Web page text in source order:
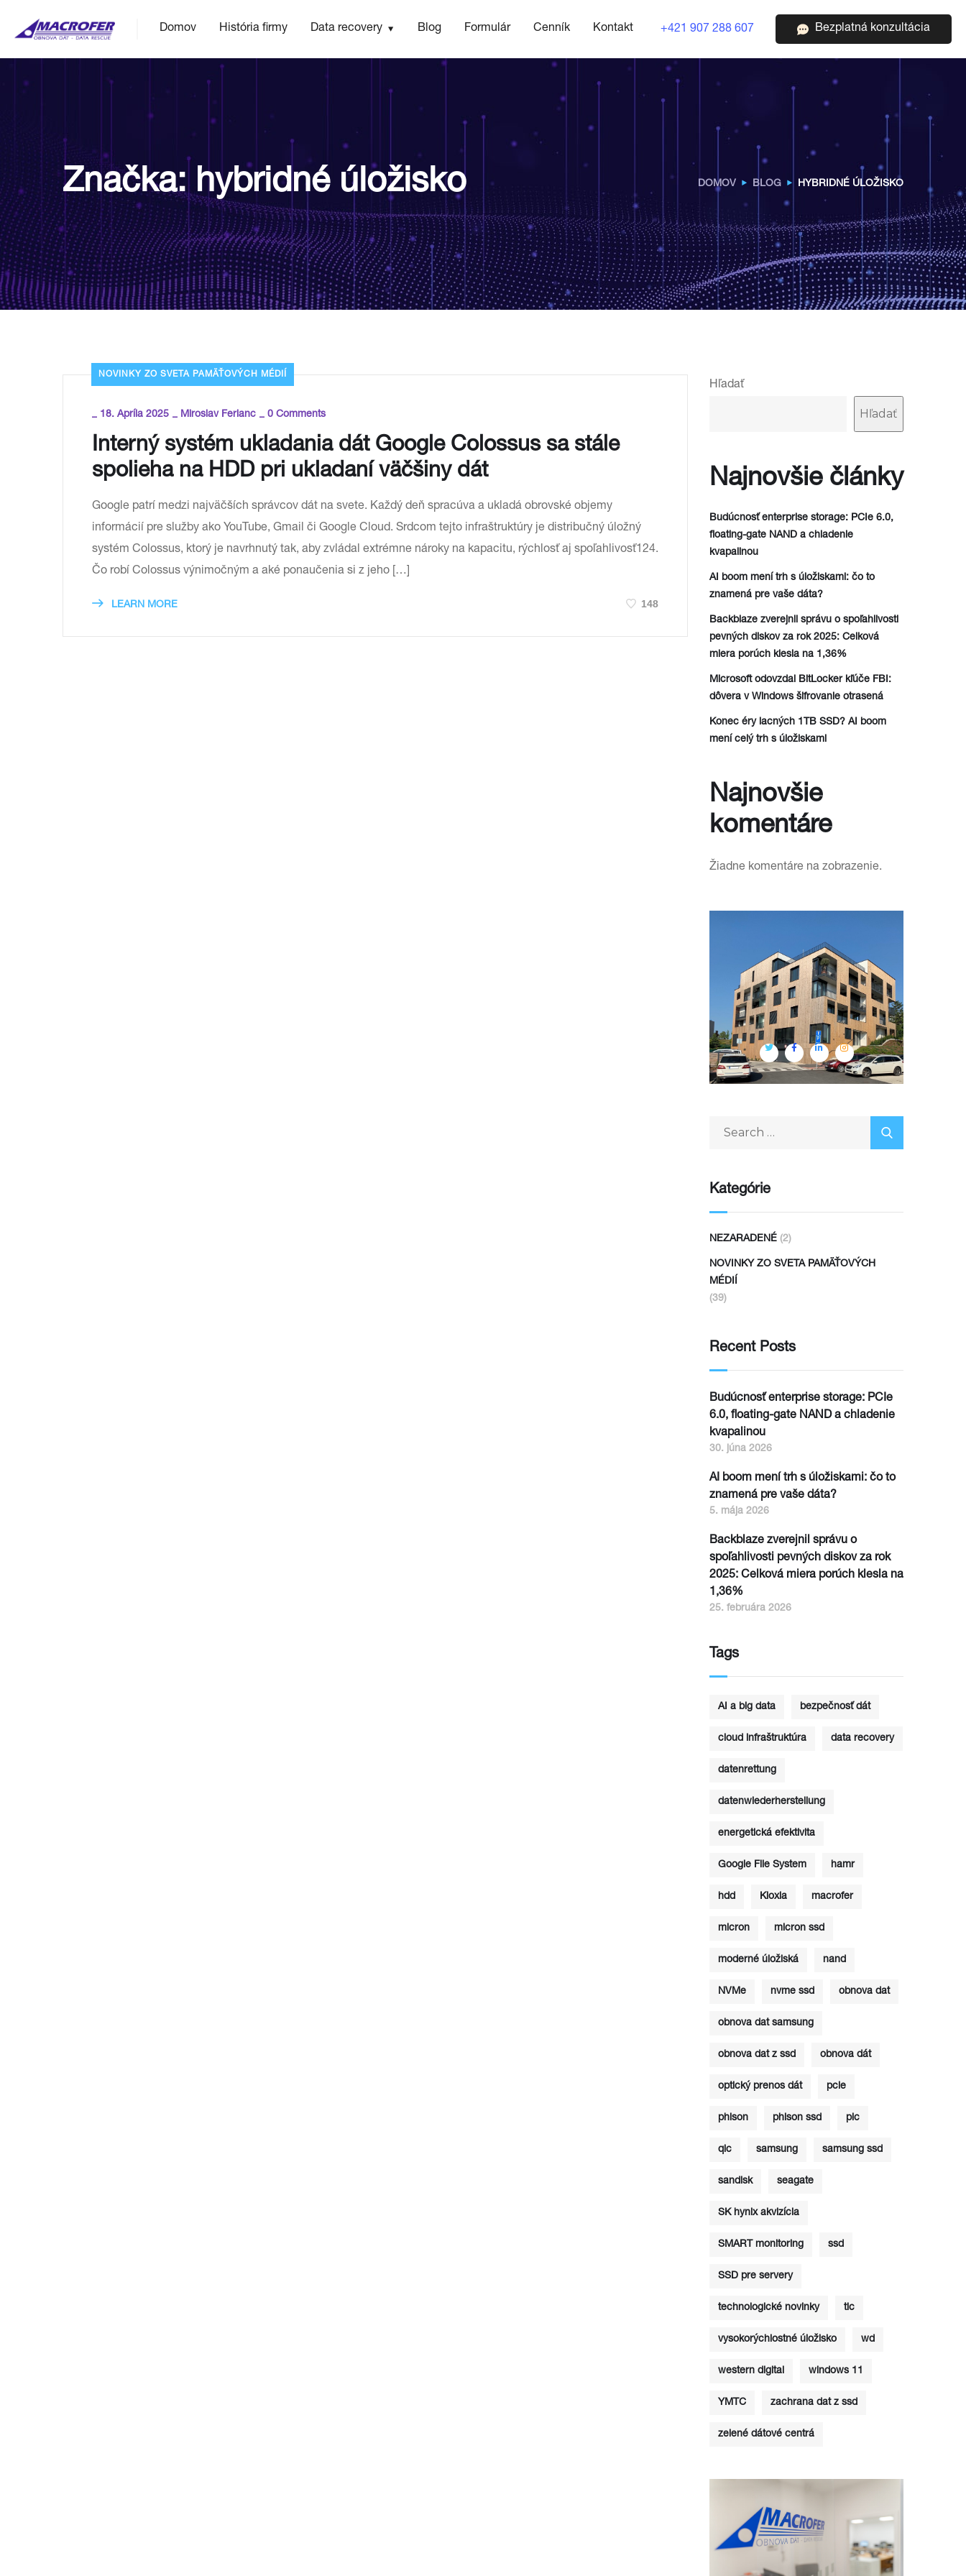
Domov História firmy Data recovery Blog Formulár Cenník Kontakt +421 907 288 607 Bezplatná konzultácia
Značka: hybridné úložisko DOMOV BLOG HYBRIDNÉ ÚLOŽISKO
NOVINKY ZO SVETA PAMÄŤOVÝCH MÉDIÍ
_ 18. Apríla 2025 _ Miroslav Ferianc _ 0 Comments
Interný systém ukladania dát Google Colossus sa stále
spolieha na HDD pri ukladaní väčšiny dát
Google patrí medzi najväčších správcov dát na svete. Každý deň spracúva a ukladá obrovské objemy
informácií pre služby ako YouTube, Gmail či Google Cloud. Srdcom tejto infraštruktúry je distribučný úložný
systém Colossus, ktorý je navrhnutý tak, aby zvládal extrémne nároky na kapacitu, rýchlosť aj spoľahlivosť124.
Čo robí Colossus výnimočným a aké ponaučenia si z jeho […]
LEARN MORE 148
Hľadať
Hľadať
Najnovšie články
Budúcnosť enterprise storage: PCIe 6.0,
floating-gate NAND a chladenie
kvapalinou
AI boom mení trh s úložiskami: čo to
znamená pre vaše dáta?
Backblaze zverejnil správu o spoľahlivosti
pevných diskov za rok 2025: Celková
miera porúch klesla na 1,36%
Microsoft odovzdal BitLocker kľúče FBI:
dôvera v Windows šifrovanie otrasená
Konec éry lacných 1TB SSD? AI boom
mení celý trh s úložiskami
Najnovšie
komentáre
Žiadne komentáre na zobrazenie.
Kategórie
NEZARADENÉ (2)
NOVINKY ZO SVETA PAMÄŤOVÝCH
MÉDIÍ
(39)
Recent Posts
Budúcnosť enterprise storage: PCIe
6.0, floating-gate NAND a chladenie
kvapalinou
30. júna 2026
AI boom mení trh s úložiskami: čo to
znamená pre vaše dáta?
5. mája 2026
Backblaze zverejnil správu o
spoľahlivosti pevných diskov za rok
2025: Celková miera porúch klesla na
1,36%
25. februára 2026
Tags
AI a big data bezpečnosť dát
cloud infraštruktúra data recovery
datenrettung
datenwiederherstellung
energetická efektivita
Google File System hamr
hdd Kioxia macrofer
micron micron ssd
moderné úložiská nand
NVMe nvme ssd obnova dat
obnova dat samsung
obnova dat z ssd obnova dát
optický prenos dát pcie
phison phison ssd plc
qlc samsung samsung ssd
sandisk seagate
SK hynix akvizícia
SMART monitoring ssd
SSD pre servery
technologické novinky tlc
vysokorýchlostné úložisko wd
western digital windows 11
YMTC zachrana dat z ssd
zelené dátové centrá